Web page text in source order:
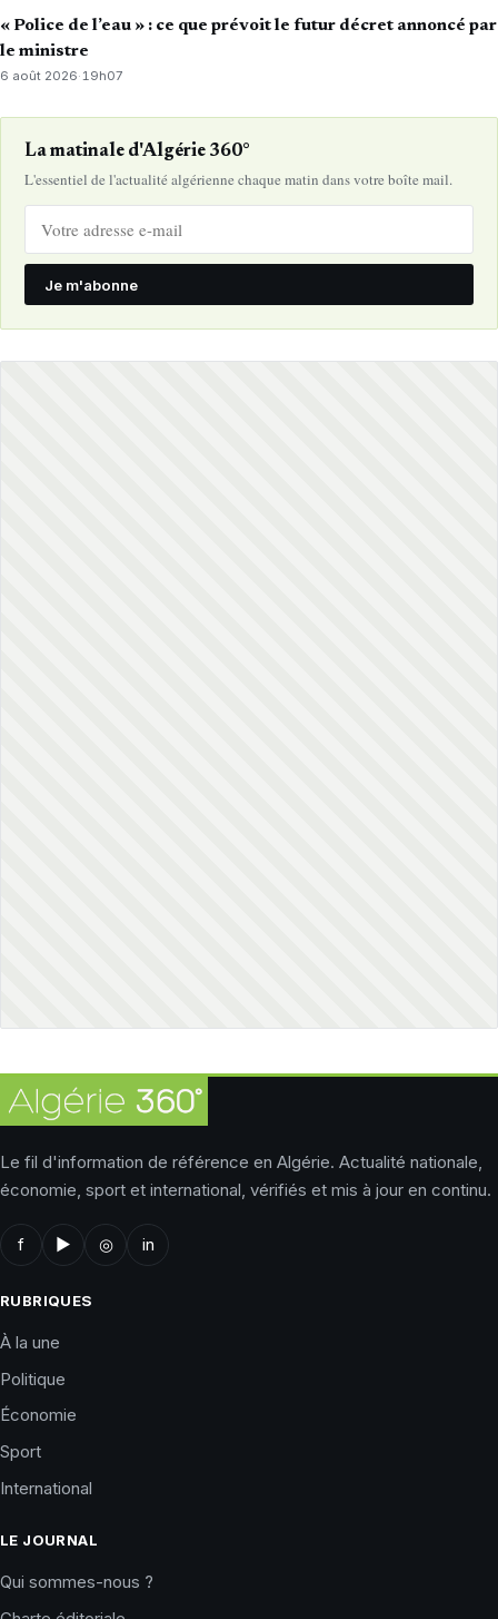
« Police de l’eau » : ce que prévoit le futur décret annoncé par
le ministre
6 août 2026·19h07
La matinale d'Algérie 360°
L'essentiel de l'actualité algérienne chaque matin dans votre boîte mail.
Je m'abonne
Le fil d'information de référence en Algérie. Actualité nationale,
économie, sport et international, vérifiés et mis à jour en continu.
f ▶ ◎ in
RUBRIQUES
À la une
Politique
Économie
Sport
International
LE JOURNAL
Qui sommes-nous ?